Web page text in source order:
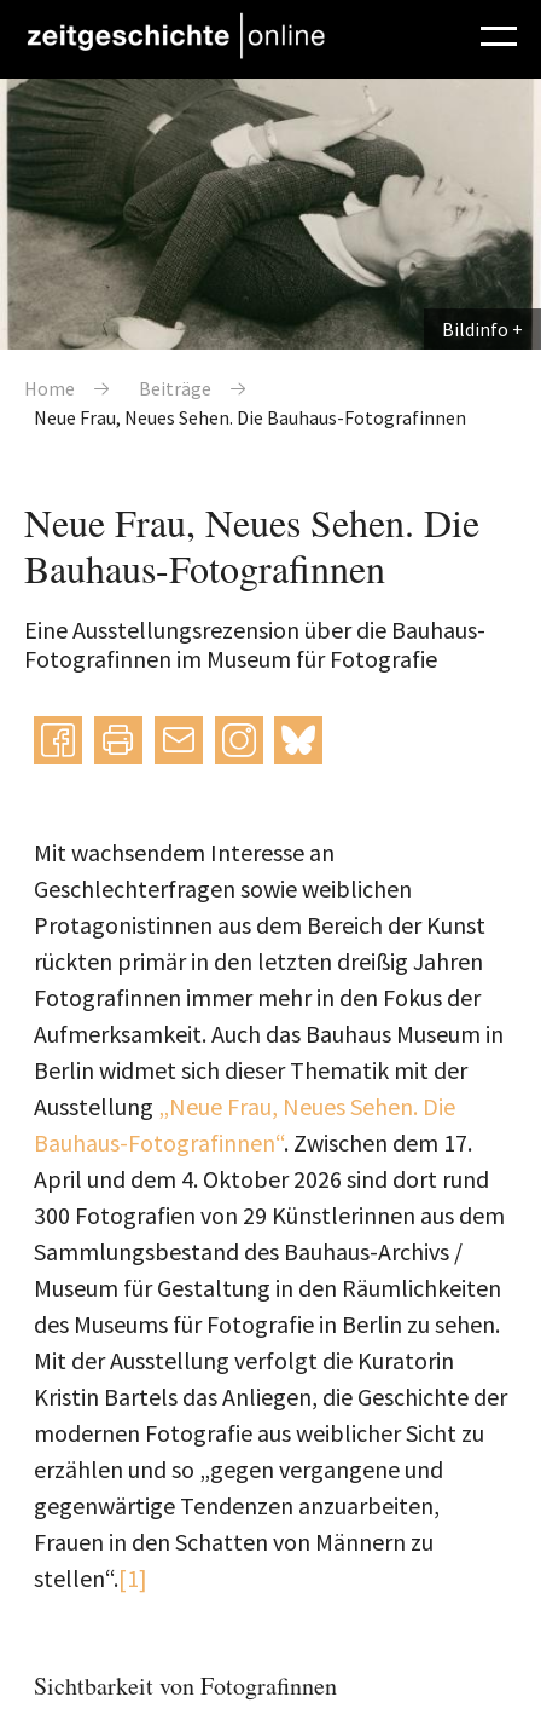
Direkt zum Inhalt
Bildinfo
Pfadnavigation
Home
Beiträge
Neue Frau, Neues Sehen. Die Bauhaus-Fotografinnen
Neue Frau, Neues Sehen. Die
Bauhaus-Fotografinnen
Eine Ausstellungsrezension über die Bauhaus-
Fotografinnen im Museum für Fotografie
Instagram
bluesky
Mit wachsendem Interesse an
Geschlechterfragen sowie weiblichen
Protagonistinnen aus dem Bereich der Kunst
rückten primär in den letzten dreißig Jahren
Fotografinnen immer mehr in den Fokus der
Aufmerksamkeit. Auch das Bauhaus Museum in
Berlin widmet sich dieser Thematik mit der
Ausstellung „Neue Frau, Neues Sehen. Die
Bauhaus-Fotografinnen“. Zwischen dem 17.
April und dem 4. Oktober 2026 sind dort rund
300 Fotografien von 29 Künstlerinnen aus dem
Sammlungsbestand des Bauhaus-Archivs /
Museum für Gestaltung in den Räumlichkeiten
des Museums für Fotografie in Berlin zu sehen.
Mit der Ausstellung verfolgt die Kuratorin
Kristin Bartels das Anliegen, die Geschichte der
modernen Fotografie aus weiblicher Sicht zu
erzählen und so „gegen vergangene und
gegenwärtige Tendenzen anzuarbeiten,
Frauen in den Schatten von Männern zu
stellen“.[1]
Sichtbarkeit von Fotografinnen